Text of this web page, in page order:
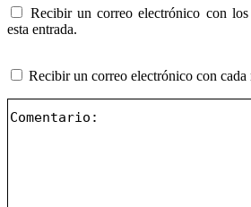
Recibir un correo electrónico con los
esta entrada.
Recibir un correo electrónico con cada